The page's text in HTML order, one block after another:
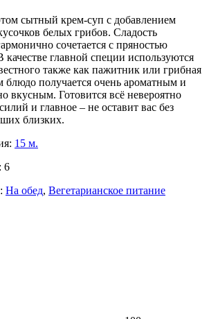
сытный крем-суп с добавлением
белых грибов. Сладость
сочетается с пряностью
главной специи используются
также как пажитник или грибная
получается очень ароматным и
вкусным. Готовится всё невероятно
и главное – не оставит вас без
близких.
15 м.
6
На обед, Вегетарианское питание